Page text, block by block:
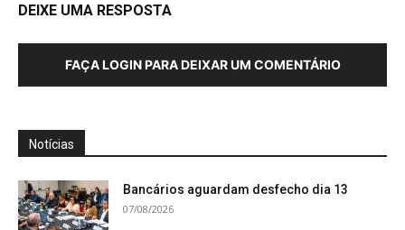
DEIXE UMA RESPOSTA
FAÇA LOGIN PARA DEIXAR UM COMENTÁRIO
Notícias
Bancários aguardam desfecho dia 13
07/08/2026